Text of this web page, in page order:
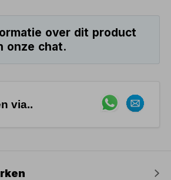
over dit product
onze chat.
via..